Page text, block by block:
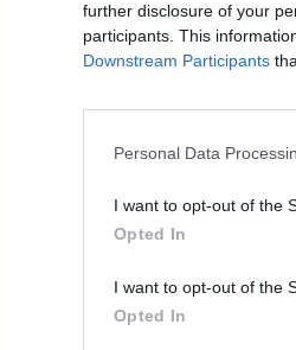
further disclosure of your
participants. This
Downstream Participants
Personal Data
I want to opt-out of the
Opted In
I want to opt-out of the
Opted In
Αναφορικά